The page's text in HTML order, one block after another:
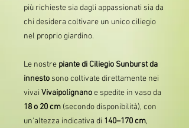
più richieste sia dagli appassionati sia da
chi desidera coltivare un unico ciliegio
nel proprio giardino.
Le nostre piante di Ciliegio Sunburst da
innesto sono coltivate direttamente nei
vivai Vivaipolignanoe spedite in vaso da
18 o 20 cm (secondo disponibilità), con
un'altezza indicativa di 140–170 cm,